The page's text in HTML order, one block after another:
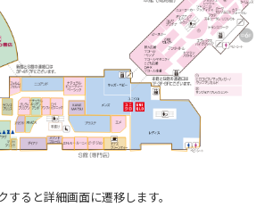
すると詳細画面に遷移します。